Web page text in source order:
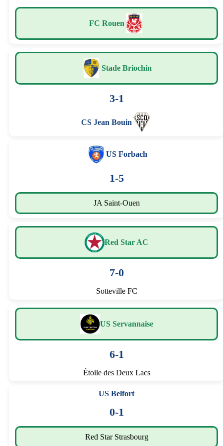
FC Rouen
Stade Briochin
3-1
CS Jean Bouin
US Forbach
1-5
JA Saint-Ouen
Red Star AC
7-0
Sotteville FC
US Servannaise
6-1
Étoile des Deux Lacs
US Belfort
0-1
Red Star Strasbourg